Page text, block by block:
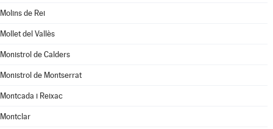
Molins de Rei
Mollet del Vallès
Monistrol de Calders
Monistrol de Montserrat
Montcada i Reixac
Montclar